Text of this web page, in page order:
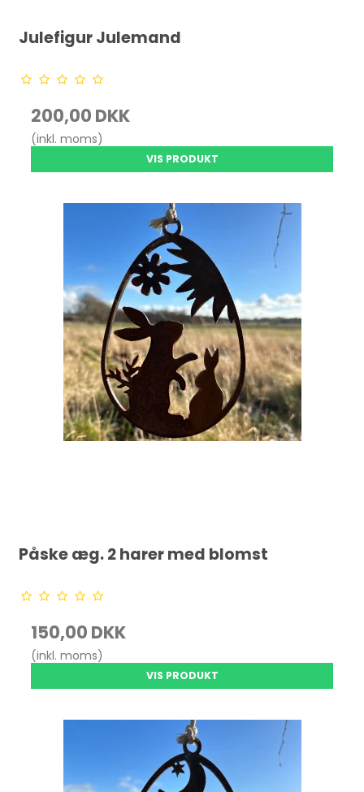
Julefigur Julemand
200,00 DKK
(inkl. moms)
VIS PRODUKT
Påske æg. 2 harer med blomst
150,00 DKK
(inkl. moms)
VIS PRODUKT